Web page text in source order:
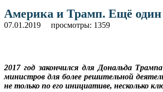
Америка и Трамп. Ещё
07.01.2019 просмотры: 1359
2017 год закончился для Дональда
министров для более решительной
не только по его инициативе, несколько